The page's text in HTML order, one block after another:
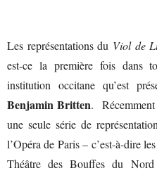
Les représentations du Viol de
est-ce la première fois dans
institution occitane qu’est
Benjamin Britten. Récemment
une seule série de
l’Opéra de Paris – c’est-à-dire
Théâtre des Bouffes du